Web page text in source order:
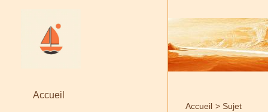
Accueil > Sujet
Accueil